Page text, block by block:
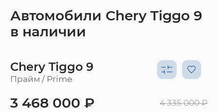
Автомобили Chery Tiggo 9
в наличии
Chery Tiggo 9
Прайм / Prime
3 468 000 ₽ 4 335 000 ₽